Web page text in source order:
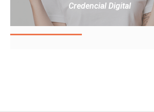
Credencial Digital